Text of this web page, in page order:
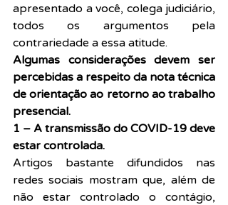
apresentado a você, colega judiciário,
todos os argumentos pela
contrariedade a essa atitude.
Algumas considerações devem ser
percebidas a respeito da nota técnica
de orientação ao retorno ao trabalho
presencial.
1 – A transmissão do COVID-19 deve
estar controlada.
Artigos bastante difundidos nas
redes sociais mostram que, além de
não estar controlado o contágio,